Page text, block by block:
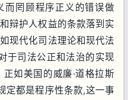
而罔顾程序正义的错误做
辩护人权益的条款落到实
现代化司法理论和现代法
于司法公正和法治的实现
如美国的威廉·道格拉斯
定都是程序性条款,这一事